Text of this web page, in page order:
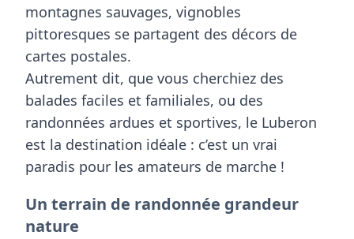
montagnes sauvages, vignobles
pittoresques se partagent des décors de
cartes postales.
Autrement dit, que vous cherchiez des
balades faciles et familiales, ou des
randonnées ardues et sportives, le Luberon
est la destination idéale : c’est un vrai
paradis pour les amateurs de marche !
Un terrain de randonnée grandeur
nature